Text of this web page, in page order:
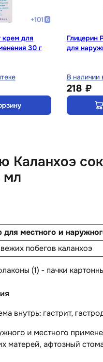
+101
для
30 г
Глицерин
для
В наличии
218 ₽
Каланхоэ
мл
для местного и
побегов каланхоэ
(1) - пачки
внутрь: гастрит,
и местного
матерей, афтозный